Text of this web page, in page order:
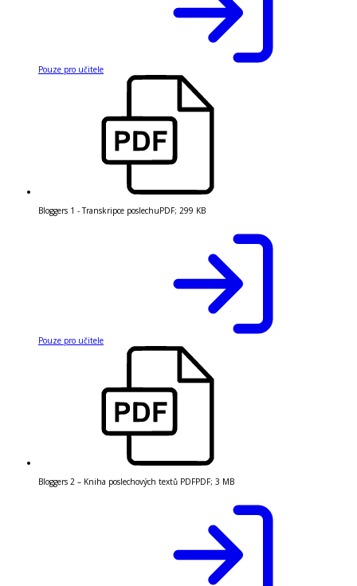
Pouze pro učitele
Bloggers 1 - Transkripce poslechuPDF; 299 KB
Pouze pro učitele
Bloggers 2 – Kniha poslechových textů PDFPDF; 3 MB